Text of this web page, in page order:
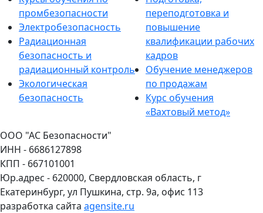
промбезопасности
Электробезопасность
Радиационная
безопасность и
радиационный контроль
Экологическая
безопасность
переподготовка и
повышение
квалификации рабочих
кадров
Обучение менеджеров
по продажам
Курс обучения
«Вахтовый метод»
ООО "АС Безопасности"
ИНН - 6686127898
КПП - 667101001
Юр.адрес - 620000, Свердловская область, г
Екатеринбург, ул Пушкина, стр. 9а, офис 113
разработка сайта agensite.ru